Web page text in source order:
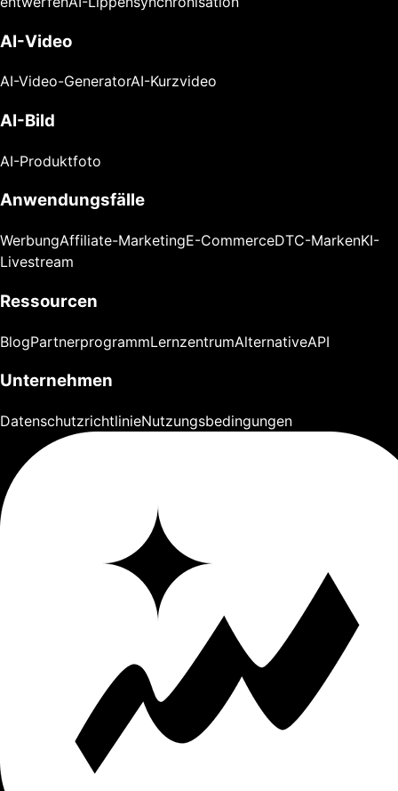
AI-Video
AI-Video-GeneratorAI-Kurzvideo
AI-Bild
AI-Produktfoto
Anwendungsfälle
WerbungAffiliate-MarketingE-CommerceDTC-MarkenKI-
Livestream
Ressourcen
BlogPartnerprogrammLernzentrumAlternativeAPI
Unternehmen
DatenschutzrichtlinieNutzungsbedingungen